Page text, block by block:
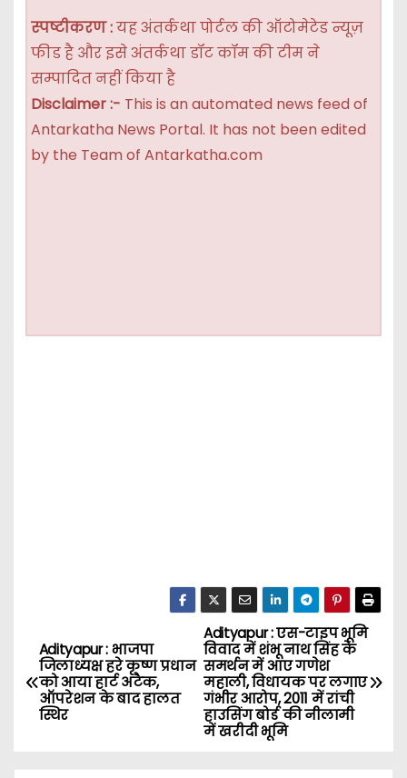
स्पष्टीकरण :यह अंतर्कथा पोर्टल की ऑटोमेटेड न्यूज़
फीड है और इसे अंतर्कथा डॉट कॉम की टीम ने
सम्पादित नहीं किया है
Disclaimer :- This is an automated news feed of
Antarkatha News Portal. It has not been edited
by the Team of Antarkatha.com
P
o
s
Adityapur : एस-टाइप भूमि
विवाद में शंभू नाथ सिंह के
समर्थन में आए गणेश
महाली, विधायक पर लगाए
गंभीर आरोप, 2011 में रांची
हाउसिंग बोर्ड की नीलामी
में खरीदी भूमि
Adityapur : भाजपा
जिलाध्यक्ष हरे कृष्ण प्रधान
को आया हार्ट अटैक,
ऑपरेशन के बाद हालत
स्थिर